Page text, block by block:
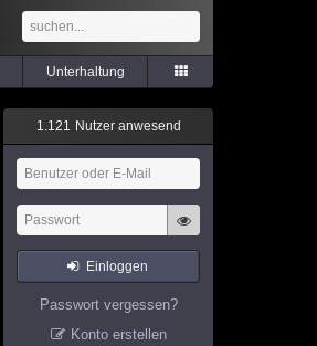
Unterhaltung
1.121 Nutzer anwesend
Einloggen
Passwort vergessen?
Konto erstellen